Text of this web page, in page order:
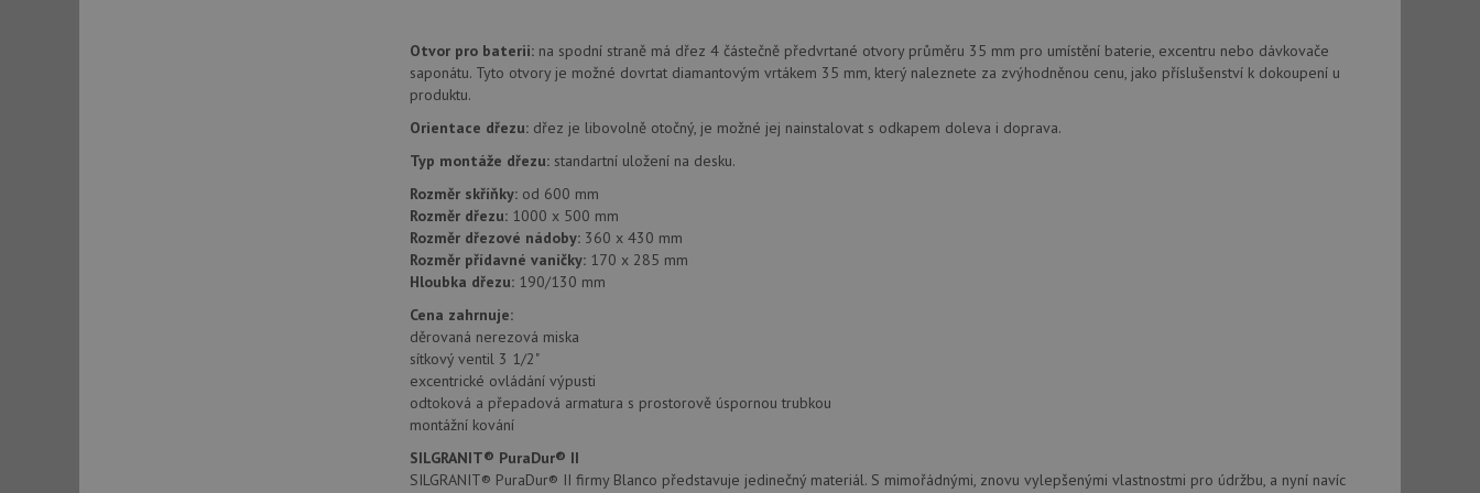
Otvor pro baterii: na spodní straně má dřez 4 částečně předvrtané otvory průměru 35 mm pro umístění baterie, excentru nebo dávkovače
saponátu. Tyto otvory je možné dovrtat diamantovým vrtákem 35 mm, který naleznete za zvýhodněnou cenu, jako příslušenství k dokoupení u
produktu.
Orientace dřezu: dřez je libovolně otočný, je možné jej nainstalovat s odkapem doleva i doprava.
Typ montáže dřezu: standartní uložení na desku.
Rozměr skříňky: od 600 mm
Rozměr dřezu: 1000 x 500 mm
Rozměr dřezové nádoby: 360 x 430 mm
Rozměr přídavné vaničky: 170 x 285 mm
Hloubka dřezu: 190/130 mm
Cena zahrnuje:
děrovaná nerezová miska
sítkový ventil 3 1/2"
excentrické ovládání výpusti
odtoková a přepadová armatura s prostorově úspornou trubkou
montážní kování
SILGRANIT® PuraDur® II
SILGRANIT® PuraDur® II firmy Blanco představuje jedinečný materiál. S mimořádnými, znovu vylepšenými vlastnostmi pro údržbu, a nyní navíc
.seznam.cz
4 týdny 2
dny
Toto je velmi běžný název souboru cookie, ale pokud je
nalezen jako soubor cookie relace, bude pravděpodobně
.drezy-
4 týdny 2
Toto je velmi běžný název souboru cookie, ale pokud je
test_cookie
Google LLC
.doubleclick.net
Google LLC
.youtube.com
prohlížeče
blanco.cz
__Secure-ROLLOUT_TOKEN
.youtube.com
VISITOR_INFO1_LIVE
Google LLC
6 měsíců
Tento soubor cookie nastavuje Youtube ke sledování